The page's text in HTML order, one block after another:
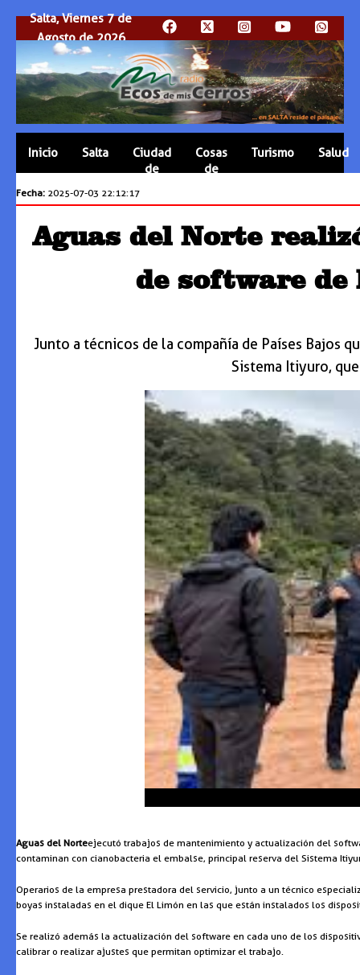
Salta, Viernes 7 de
Agosto de 2026
Inicio Salta
Ciudad
de
Cosas
de
Turismo Salud
Fecha: 2025-07-03 22:12:17
Aguas del Norte
de software
Junto a técnicos de la compañía de Países Bajos
Sistema Itiyuro,
Aguas del Norteejecutó trabajos de mantenimiento y actualización del
contaminan con cianobacteria el embalse, principal reserva del Sistema
Operarios de la empresa prestadora del servicio, junto a un técnico
boyas instaladas en el dique El Limón en las que están instalados los
Se realizó además la actualización del software en cada uno de los
calibrar o realizar ajustes que permitan optimizar el trabajo.